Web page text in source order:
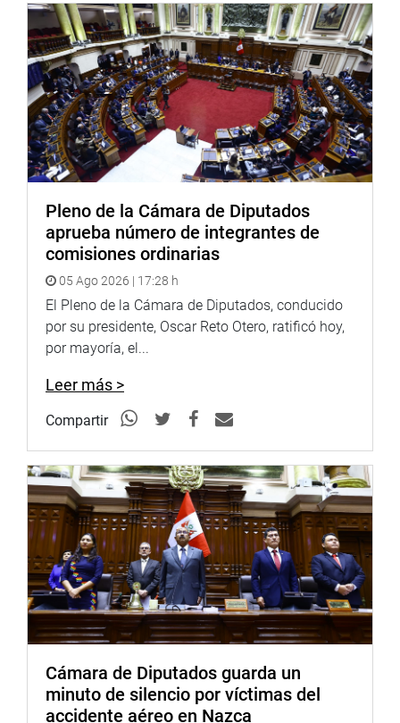
enfrenta ahora un fenómeno multicrimen que demanda
una respuesta más contundente. Hay que entender que,
así como el crimen se asocia para delinquir, así se tiene
que trabajar en contra de ellos para hacerle frente”,
sostuvo.
Destacó la importancia del trabajo de Devida y de la
comisión, porque no solo combate el narcotráfico, sino
que construye alternativas de vida digna para miles de
suelos, y defiende la soberanía de las tierras en contra de
organizaciones ilegales, en lo que constituye un trabajo
de largo aliento.
Vergara Mendoza informó que durante su gestión al
frente del grupo de trabajo, se impulsaron siete proyectos
de ley para fortalecer la lucha contra el narcotráfico,
defensores ambientales y derechos humanos en la
Amazonía de nuestro país.
en las regiones más afectadas por el tráfico ilícito de
drogas, ampliando su ámbito de acción a los
departamentos del Cusco, Huánuco, Junín, San Martín y
Puno, que inicialmente no estaban comprendidos en el
territorio jurisdiccional.
Durante la sesión, expuso el titular de la Dirección de
Articulación Territorial de Devida, José Moro Ventura,
quien solicitó un mayor presupuesto para el 2026 para
tener la posibilidad de realizar más inversiones para
contrarrestar las actividades ilícitas.
Hizo un informe detallado de los proyectos de desarrollo
Pleno de la Cámara de Diputados
aprueba número de integrantes de
comisiones ordinarias
05 Ago 2026 | 17:28 h
El Pleno de la Cámara de Diputados, conducido
por su presidente, Oscar Reto Otero, ratificó hoy,
por mayoría, el...
Leer más >
Compartir
Cámara de Diputados guarda un
minuto de silencio por víctimas del
accidente aéreo en Nazca